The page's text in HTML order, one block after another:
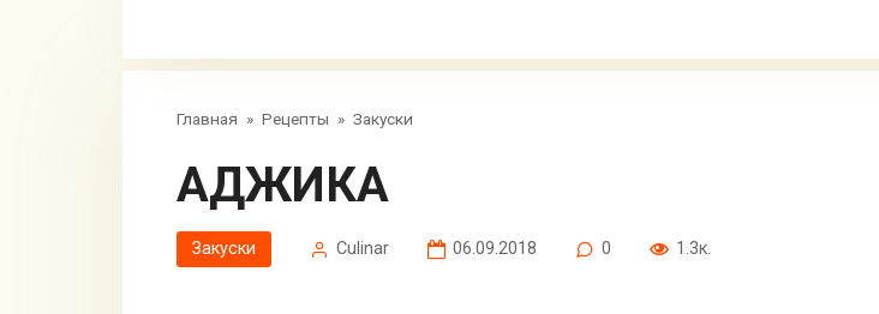
Главная » Рецепты » Закуски
АДЖИКА
Закуски Сulinar 06.09.2018 0 1.3к.